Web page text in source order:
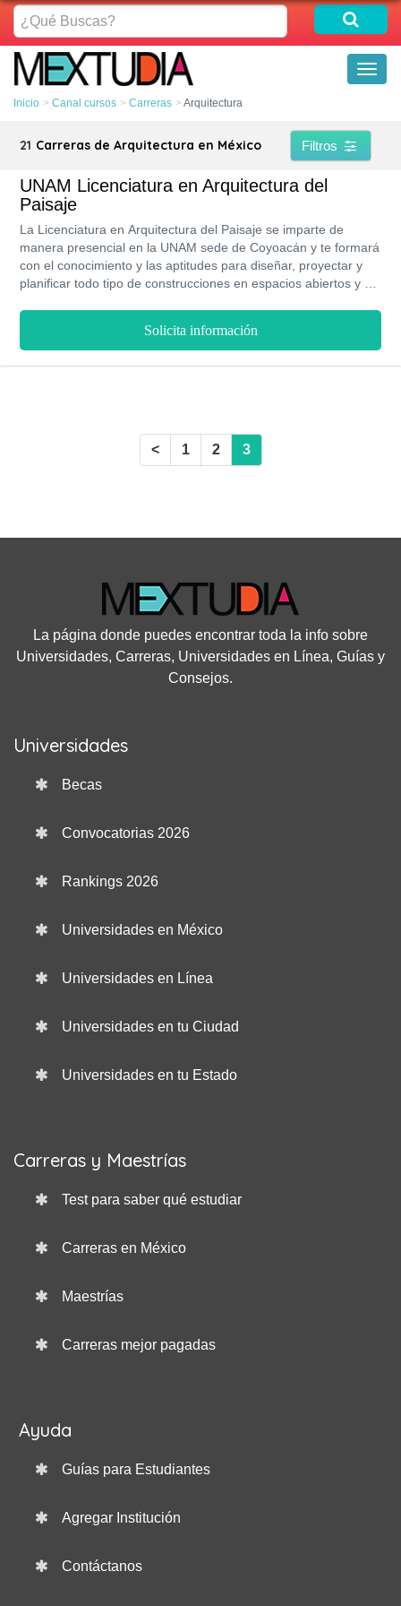
¿Qué
Buscas?
Inicio Canal cursos Carreras Arquitectura
21 Carreras de Arquitectura en México Filtros
UNAM Licenciatura en Arquitectura del
Paisaje
La Licenciatura en Arquitectura del Paisaje se imparte de
manera presencial en la UNAM sede de Coyoacán y te formará
con el conocimiento y las aptitudes para diseñar, proyectar y
planificar todo tipo de construcciones en espacios abiertos y de
en cuenta que el ingreso a la universidad depende de que
cumplas con todos los requisitos. La carrera dura un total de 5
Solicita información
< 1 2 3
La página donde puedes encontrar toda la info sobre
Universidades, Carreras, Universidades en Línea, Guías y
Consejos.
Universidades
Becas
Convocatorias 2026
Rankings 2026
Universidades en México
Universidades en Línea
Universidades en tu Ciudad
Universidades en tu Estado
Carreras y Maestrías
Test para saber qué estudiar
Carreras en México
Maestrías
Carreras mejor pagadas
Ayuda
Guías para Estudiantes
Agregar Institución
Contáctanos